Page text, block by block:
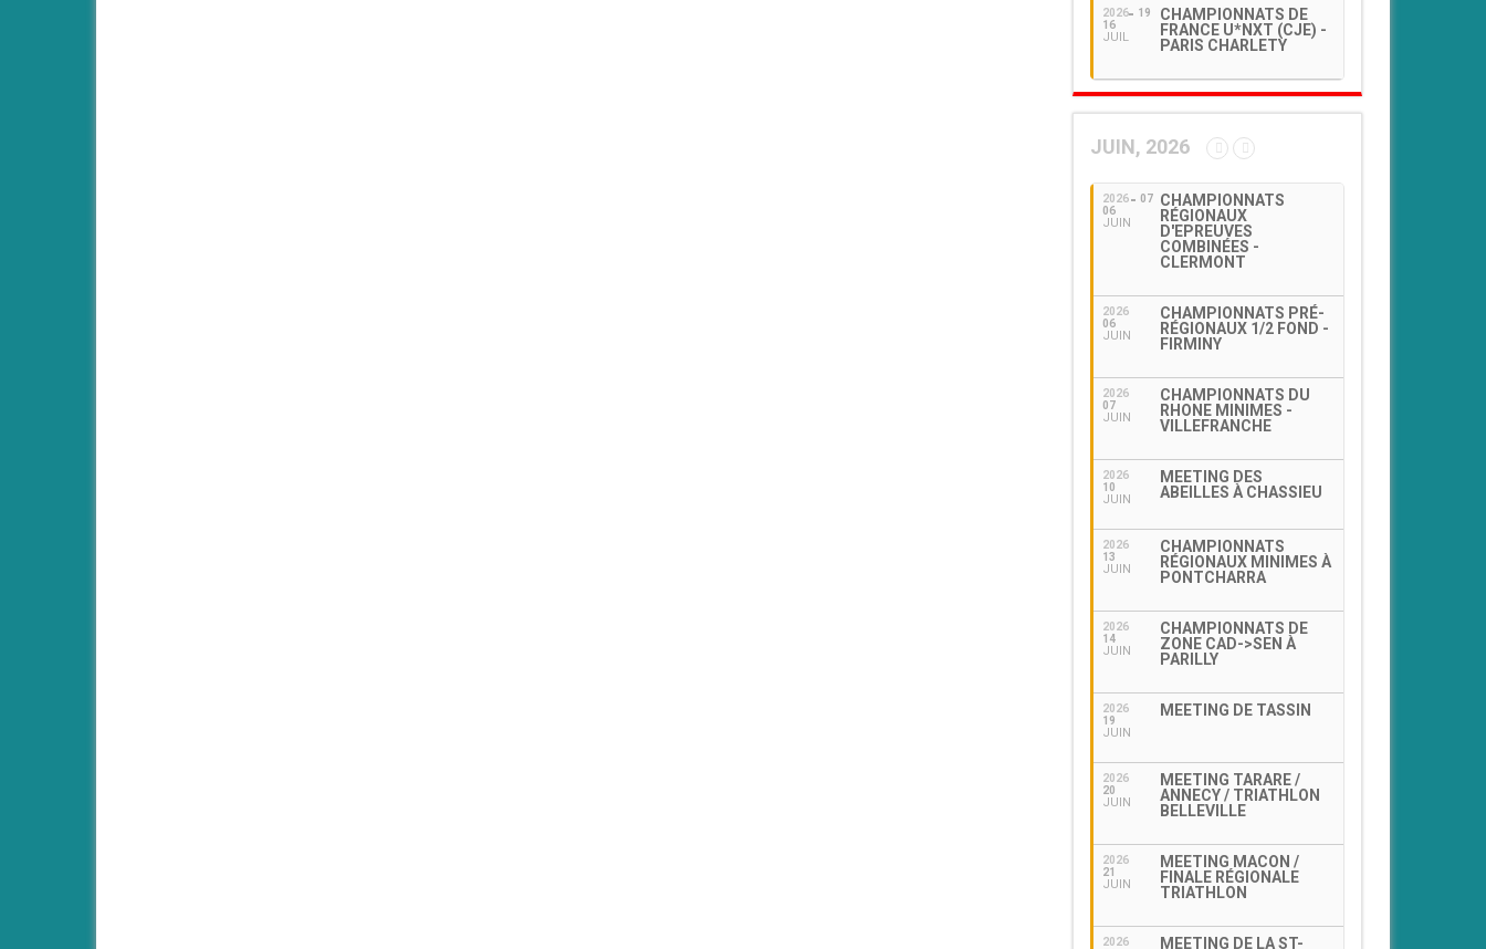
2026
16
JUIL
19
CHAMPIONNATS DE
FRANCE U*NXT (CJE) -
PARIS CHARLETY
JUIN, 2026
2026
06
JUIN
07
CHAMPIONNATS
RÉGIONAUX
D'EPREUVES
COMBINÉES -
CLERMONT
2026
06
JUIN
CHAMPIONNATS PRÉ-
RÉGIONAUX 1/2 FOND -
FIRMINY
2026
07
JUIN
CHAMPIONNATS DU
RHONE MINIMES -
VILLEFRANCHE
2026
10
JUIN
MEETING DES
ABEILLES À CHASSIEU
2026
13
JUIN
CHAMPIONNATS
RÉGIONAUX MINIMES À
PONTCHARRA
2026
14
JUIN
CHAMPIONNATS DE
ZONE CAD->SEN À
PARILLY
2026
19
JUIN
MEETING DE TASSIN
2026
20
JUIN
MEETING TARARE /
ANNECY / TRIATHLON
BELLEVILLE
2026
21
JUIN
MEETING MACON /
FINALE RÉGIONALE
TRIATHLON
2026
MEETING DE LA ST-